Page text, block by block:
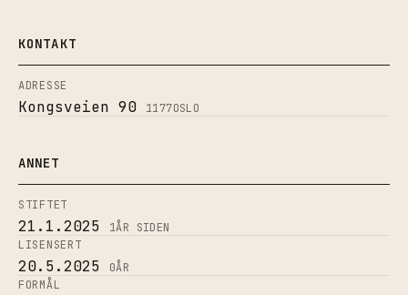
KONTAKT
ADRESSE
Kongsveien 90 1177OSLO
ANNET
STIFTET
21.1.2025 1ÅR SIDEN
LISENSERT
20.5.2025 0ÅR
FORMÅL